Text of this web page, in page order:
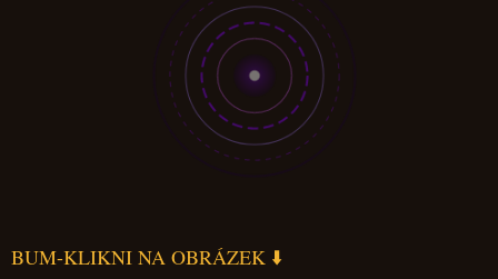
BUM-KLIKNI NA OBRÁZEK ⬇️